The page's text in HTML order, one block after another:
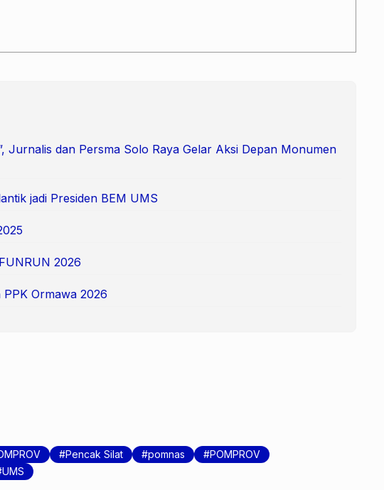
Jurnalis dan Persma Solo Raya Gelar Aksi Depan Monumen
jadi Presiden BEM UMS
2026
Ormawa 2026
Pencak Silat pomnas
POMPROV
UMS